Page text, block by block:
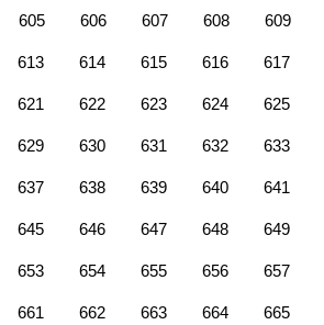
605 606 607 608 609
613 614 615 616 617
621 622 623 624 625
629 630 631 632 633
637 638 639 640 641
645 646 647 648 649
653 654 655 656 657
661 662 663 664 665